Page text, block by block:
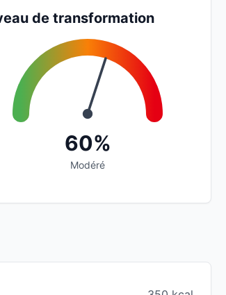
de transformation
60%
Modéré